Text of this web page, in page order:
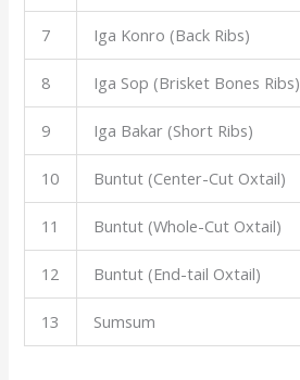
7 Iga Konro (Back Ribs)
8 Iga Sop (Brisket Bones Ribs)
9 Iga Bakar (Short Ribs)
10 Buntut (Center-Cut Oxtail)
11 Buntut (Whole-Cut Oxtail)
12 Buntut (End-tail Oxtail)
13 Sumsum